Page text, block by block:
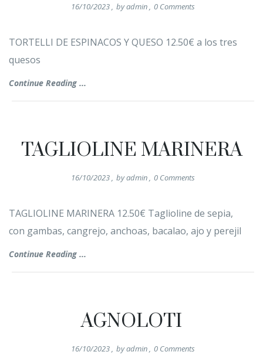
16/10/2023, byadmin, 0 Comments
TORTELLI DE ESPINACOS Y QUESO 12.50€ a los tres
quesos
Continue Reading ...
TAGLIOLINE MARINERA
16/10/2023, byadmin, 0 Comments
TAGLIOLINE MARINERA 12.50€ Taglioline de sepia,
con gambas, cangrejo, anchoas, bacalao, ajo y perejil
Continue Reading ...
AGNOLOTI
16/10/2023, byadmin, 0 Comments